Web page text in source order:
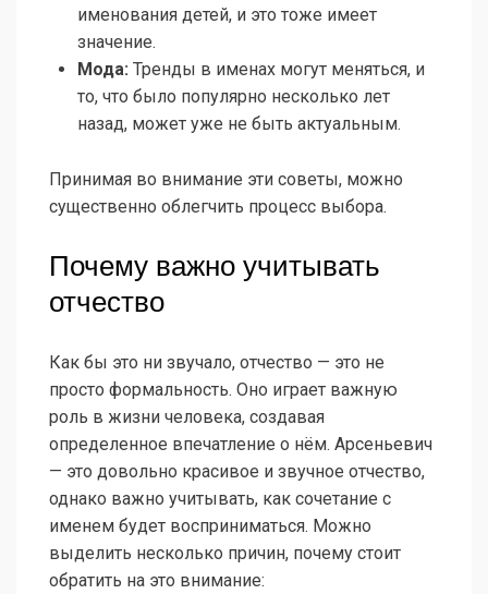
именования детей, и это тоже имеет
значение.
Мода: Тренды в именах могут меняться, и
то, что было популярно несколько лет
назад, может уже не быть актуальным.
Принимая во внимание эти советы, можно
существенно облегчить процесс выбора.
Почему важно учитывать
отчество
Как бы это ни звучало, отчество — это не
просто формальность. Оно играет важную
роль в жизни человека, создавая
определенное впечатление о нём. Арсеньевич
— это довольно красивое и звучное отчество,
однако важно учитывать, как сочетание с
именем будет восприниматься. Можно
выделить несколько причин, почему стоит
обратить на это внимание: